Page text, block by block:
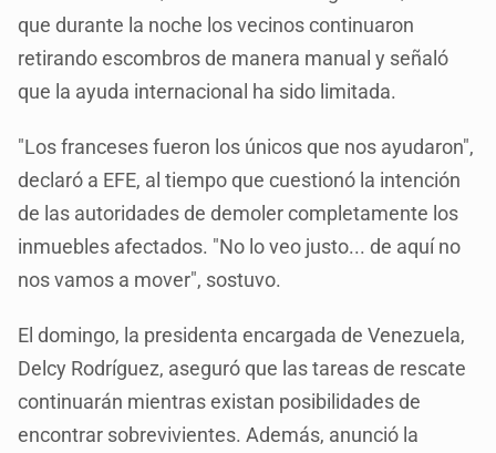
que durante la noche los vecinos continuaron
retirando escombros de manera manual y señaló
que la ayuda internacional ha sido limitada.
"Los franceses fueron los únicos que nos ayudaron",
declaró a EFE, al tiempo que cuestionó la intención
de las autoridades de demoler completamente los
inmuebles afectados. "No lo veo justo... de aquí no
nos vamos a mover", sostuvo.
El domingo, la presidenta encargada de Venezuela,
Delcy Rodríguez, aseguró que las tareas de rescate
continuarán mientras existan posibilidades de
encontrar sobrevivientes. Además, anunció la